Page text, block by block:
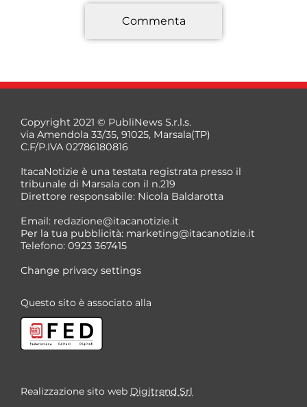
*
*
Commenta
Copyright 2021 © PubliNews S.r.l.s.
via Amendola 33/35, 91025, Marsala(TP)
C.F/P.IVA 02786180816
ItacaNotizie è una testata registrata presso il
tribunale di Marsala con il n.219
Direttore responsabile: Nicola Baldarotta
Email: redazione@itacanotizie.it
Per la tua pubblicità: marketing@itacanotizie.it
Telefono: 0923 367415
Change privacy settings
Questo sito è associato alla
Realizzazione sito web Digitrend Srl